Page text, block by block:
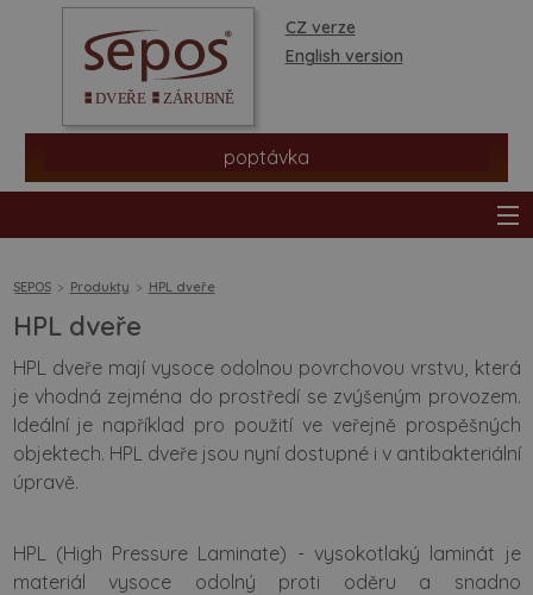
CZ verze
English version
poptávka
prodejní síť
informace a rady
SEPOS Produkty HPL dveře
HPL dveře
HPL dveře mají vysoce odolnou povrchovou vrstvu, která
je vhodná zejména do prostředí se zvýšeným provozem.
Ideální je například pro použití ve veřejně prospěšných
objektech. HPL dveře jsou nyní dostupné i v antibakteriální
úpravě.
HPL (High Pressure Laminate) - vysokotlaký laminát je
materiál vysoce odolný proti oděru a snadno